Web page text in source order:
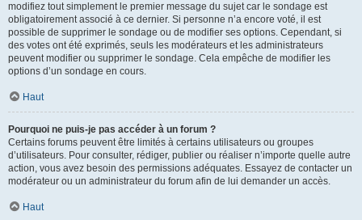
modifiez tout simplement le premier message du sujet car le sondage est
obligatoirement associé à ce dernier. Si personne n’a encore voté, il est
possible de supprimer le sondage ou de modifier ses options. Cependant, si
des votes ont été exprimés, seuls les modérateurs et les administrateurs
peuvent modifier ou supprimer le sondage. Cela empêche de modifier les
options d’un sondage en cours.
Haut
Pourquoi ne puis-je pas accéder à un forum ?
Certains forums peuvent être limités à certains utilisateurs ou groupes
d’utilisateurs. Pour consulter, rédiger, publier ou réaliser n’importe quelle autre
action, vous avez besoin des permissions adéquates. Essayez de contacter un
modérateur ou un administrateur du forum afin de lui demander un accès.
Haut